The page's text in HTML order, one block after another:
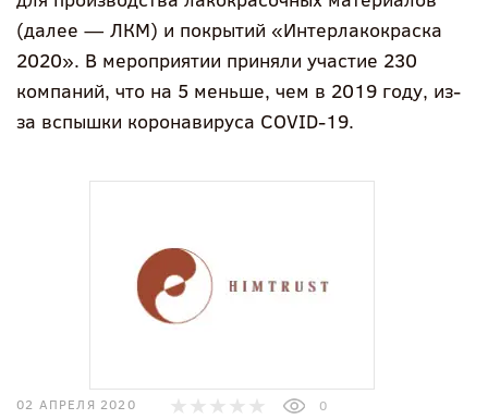
(далее — ЛКМ) и покрытий «Интерлакокраска
2020». В мероприятии приняли участие 230
компаний, что на 5 меньше, чем в 2019 году, из-
за вспышки коронавируса COVID-19.
02 АПРЕЛЯ 2020 0